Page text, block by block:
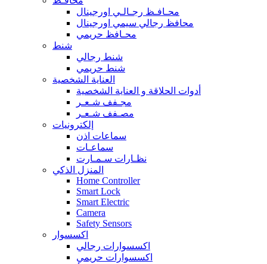
محـافـظ رجـالـي اورجينال
محافظ رجالي سيمي اورجينال
محـافظ حريمي
شنط
شنط رجالي
شنط حريمي
العناية الشخصية
أدوات الحلاقة و العناية الشخصية
مجـفف شـعـر
مصـفف شـعـر
إلكترونيات
سماعات اذن
سماعـات
نظـارات سـمـارت
المنزل الذكي
Home Controller
Smart Lock
Smart Electric
Camera
Safety Sensors
اكسسوار
اكسسوارات رجالي
اكسسوارات حريمي